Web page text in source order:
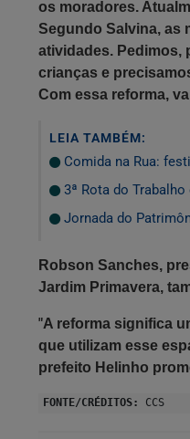
os moradores.
Segundo Salvina, as
atividades. Pedimos,
crianças e
Com essa reforma,
LEIA TAMBÉM:
Comida na Rua:
3ª Rota do
Jornada do
Robson Sanches, p
Jardim Primavera,
"A reforma significa
que utilizam esse
prefeito Helinho
FONTE/CRÉDITOS: CCS